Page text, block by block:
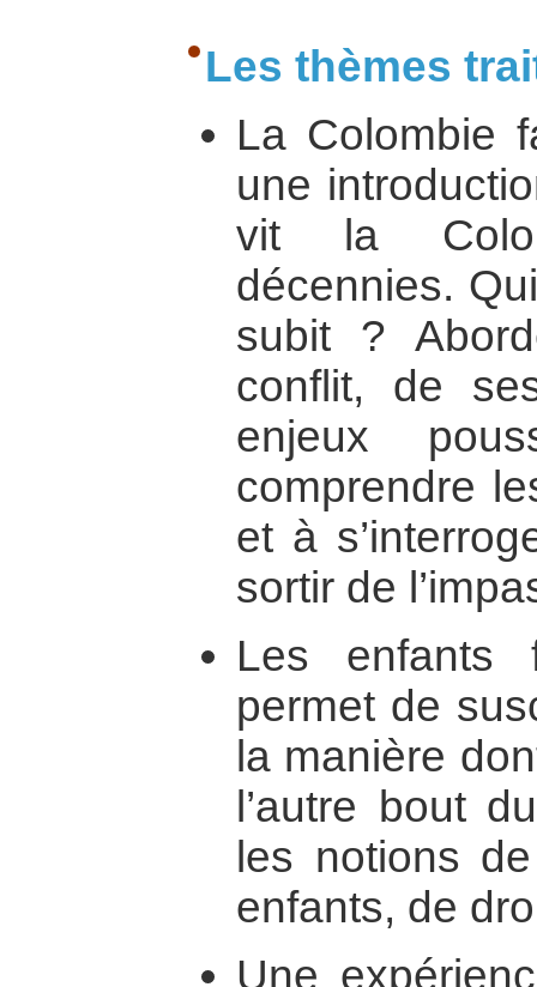
Les thèmes
La Colombie
une
vit la
décennies.
subit ?
conflit, de
enjeux
comprendre
et à
sortir de
Les
permet de
la manière
l’autre bout
les notions
enfants, de
Une